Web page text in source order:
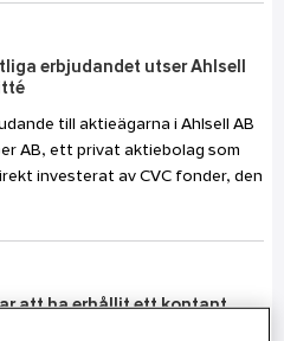
erbjudandet utser Ahlsell
till aktieägarna i Ahlsell AB
AB, ett privat aktiebolag som
investerat av CVC fonder, den
att ha erhållit ett kontant